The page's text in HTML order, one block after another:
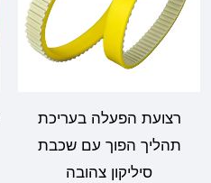
רצועת הפעלה בעריכת
תהליך הפוך עם שכבת
סיליקון צהובה